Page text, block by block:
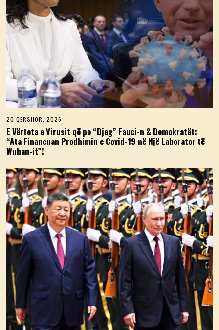
20 QERSHOR, 2026
0
Q
E
H
O
R
,
2
0
2
6
E Vërteta e Virusit që po “Djeg” Fauci-n & Demokratët:
“Ata Financuan Prodhimin e Covid-19 në Një Laborator të
Wuhan-it”!